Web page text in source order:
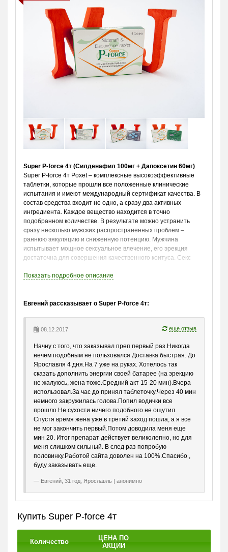
Super P-force 4т (Силденафил 100мг + Дапоксетин 60мг)
Super P-force 4т Poxet – комплексные высокоэффективные
таблетки, которые прошли все положенные клинические
испытания и имеют международный сертификат качества. В
состав средства входит не одно, а сразу два активных
ингредиента. Каждое вещество находится в точно
подобранном количестве. В результате можно устранить
сразу несколько мужских распространенных проблем –
раннюю эякуляцию и сниженную потенцию. Мужчина
испытывает мощное сексуальное влечение, его эрекция
достаточна для совершения качественного коитуса. Секс
наступления оргазма в руках самого мужчины.
это:
Терапия и профилактика дисфункций половой системы.
Слабые ощущения во время фрикций, недостаточная
твердость пениса.
Напряжение перед сексом и многое другое.
Таблетки назначаются взрослым мужчинам и показали
отличные результаты практически в 99% случаев.
Активные вещества способствуют возникновению отличной
потенции/эрекции (Силденафил) и продлевают сексуальный
контакт, избавляя от преждевременного оргазма
(Дапоксетин). С помощью средства можно получить истинное
Особенности действия:
Состав
Показать подробное описание
Евгений рассказывает о Super P-force 4т:
еще отзыв
08.12.2017
Начну с того, что заказывал преп первый раз.Никогда
нечем подобным не пользовался.Доставка быстрая. До
Ярославля 4 дня.На 7 уже на руках. Хотелось так
сказать дополнить энергии своей батарее (на эрекцию
не жалуюсь, жена тоже.Средний акт 15-20 мин).Вчера
использовал.За час до принял таблеточку.Через 40 мин
немного закружилась голова.Попил водички все
прошло.Не сухости ничего подобного не ощутил.
Спустя время жена уже в третий заход пошла, а я все
не мог закончить первый.Потом доводила меня еще
мин 20. Итог препарат действует великолепно, но для
меня слишком сильный. В след раз попробую
половинку.Работой сайта доволен на 100%.Спасибо ,
буду заказывать еще.
Евгений, 31 год, Ярославль | анонимно
Купить Super P-force 4т
Количество
ЦЕНА ПО
АКЦИИ